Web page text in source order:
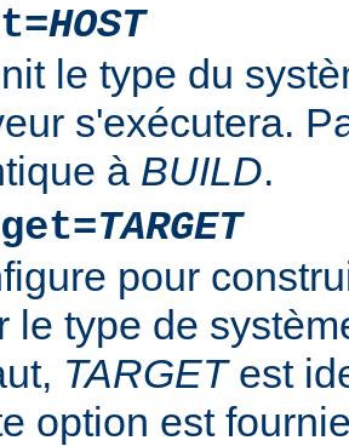
HOST
le type du
s'exécutera.
à BUILD.
TARGET
pour
le type de
TARGETest
option est